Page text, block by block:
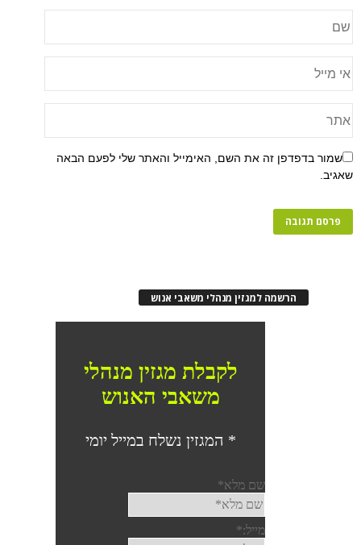
שמור בדפדפן זה את השם, האימייל והאתר שלי לפעם הבאה
שאגיב.
הרשמה למגזין מנהלי משאבי אנוש